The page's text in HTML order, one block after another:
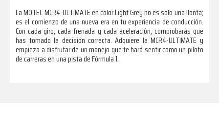
La MOTEC MCR4-ULTIMATE en color Light Grey no es solo una llanta;
es el comienzo de una nueva era en tu experiencia de conducción.
Con cada giro, cada frenada y cada aceleración, comprobarás que
has tomado la decisión correcta. Adquiere la MCR4-ULTIMATE y
empieza a disfrutar de un manejo que te hará sentir como un piloto
de carreras en una pista de Fórmula 1.